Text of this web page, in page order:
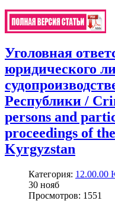
Уголовная
юридического
Республики /
persons and
proceedings of
Kyrgyzstan
Категория: 12.00.00
30 нояб
Просмотров: 1551